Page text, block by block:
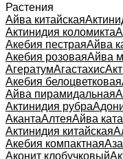
Растения
Айва китайская
Актинидия коломикта
Акебия пестраяАйва
Акебия розоваяАйва
АгератумАгастахис
Акебия белоцветковая
Айва пирамидальная
Актинидия рубра
АкантаАлтеяАйва
Актинидия китайская
Акебия компактная
Аконит клобучковый